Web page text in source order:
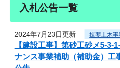
入札公告一覧
2024年7月23日更新 揖斐土木事
【建設工事】第砂工砂メ5-
ナンス事業補助（補助金）工